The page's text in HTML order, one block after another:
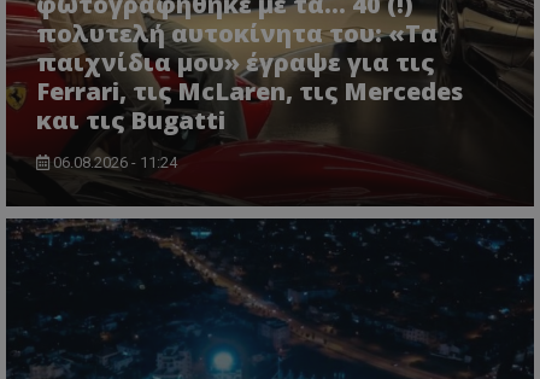
πολυτελή αυτοκίνητα του: «Τα
παιχνίδια μου» έγραψε για τις
Ferrari, τις McLaren, τις Mercedes
και τις Bugatti
06.08.2026 - 11:24